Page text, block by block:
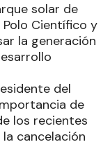
solar de
Científico y
la generación
del
de
los recientes
cancelación